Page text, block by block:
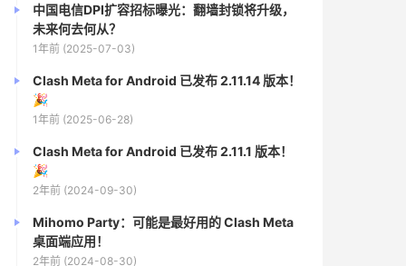
中国电信DPI扩容招标曝光：翻墙封锁将升级，
未来何去何从？
1年前 (2025-07-03)
Clash Meta for Android 已发布 2.11.14 版本！
🎉
1年前 (2025-06-28)
Clash Meta for Android 已发布 2.11.1 版本！
🎉
2年前 (2024-09-30)
Mihomo Party：可能是最好用的 Clash Meta
桌面端应用！
2年前 (2024-08-30)